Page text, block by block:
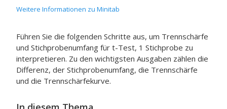
Weitere Informationen zu Minitab
Führen Sie die folgenden Schritte aus, um Trennschärfe
und Stichprobenumfang für t-Test, 1 Stichprobe zu
interpretieren. Zu den wichtigsten Ausgaben zählen die
Differenz, der Stichprobenumfang, die Trennschärfe
und die Trennschärfekurve.